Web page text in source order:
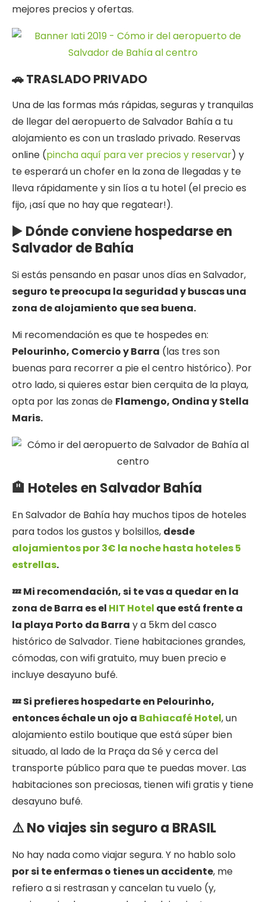
mejores precios y ofertas.
🚗 TRASLADO PRIVADO
Una de las formas más rápidas, seguras y tranquilas
de llegar del aeropuerto de Salvador Bahía a tu
alojamiento es con un traslado privado. Reservas
online (pincha aquí para ver precios y reservar) y
te esperará un chofer en la zona de llegadas y te
lleva rápidamente y sin líos a tu hotel (el precio es
fijo, ¡así que no hay que regatear!).
▶️ Dónde conviene hospedarse en
Salvador de Bahía
Si estás pensando en pasar unos días en Salvador,
seguro te preocupa la seguridad y buscas una
zona de alojamiento que sea buena.
Mi recomendación es que te hospedes en:
Pelourinho, Comercio y Barra (las tres son
buenas para recorrer a pie el centro histórico). Por
otro lado, si quieres estar bien cerquita de la playa,
opta por las zonas de Flamengo, Ondina y Stella
Maris.
🏨 Hoteles en Salvador Bahía
En Salvador de Bahía hay muchos tipos de hoteles
para todos los gustos y bolsillos, desde
alojamientos por 3€ la noche hasta hoteles 5
estrellas.
💤 Mi recomendación, si te vas a quedar en la
zona de Barra es el HIT Hotel que está frente a
la playa Porto da Barra y a 5km del casco
histórico de Salvador. Tiene habitaciones grandes,
cómodas, con wifi gratuito, muy buen precio e
incluye desayuno bufé.
💤 Si prefieres hospedarte en Pelourinho,
entonces échale un ojo a Bahiacafé Hotel, un
alojamiento estilo boutique que está súper bien
situado, al lado de la Praça da Sé y cerca del
transporte público para que te puedas mover. Las
habitaciones son preciosas, tienen wifi gratis y tiene
desayuno bufé.
⚠️ No viajes sin seguro a BRASIL
No hay nada como viajar segura. Y no hablo solo
por si te enfermas o tienes un accidente, me
refiero a si restrasan y cancelan tu vuelo (y,